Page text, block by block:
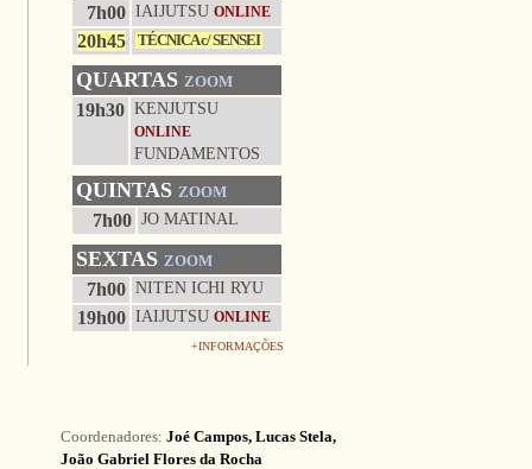
7h00 IAIJUTSU ONLINE
20h45 TÉCNICA c/ SENSEI
QUARTAS ZOOM
19h30 KENJUTSU
ONLINE
FUNDAMENTOS
QUINTAS ZOOM
7h00 JO MATINAL
SEXTAS ZOOM
7h00 NITEN ICHI RYU
19h00 IAIJUTSU ONLINE
+INFORMAÇÕES
Coordenadores: Joé Campos, Lucas Stela,
João Gabriel Flores da Rocha